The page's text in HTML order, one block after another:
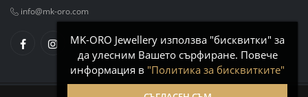
info@mk-oro.com
MK-ORO Jewellery използва "бисквитки" за
да улесним Вашето сърфиране. Повече
информация в "Политика за бисквитките"